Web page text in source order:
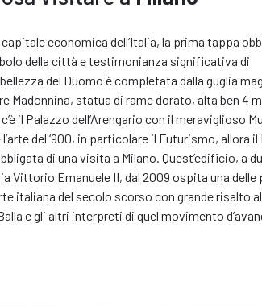
economica dell’Italia, la prima tappa
della città e testimonianza significativa di
del Duomo è completata dalla guglia
Madonnina, statua di rame dorato, alta ben 4
il Palazzo dell’Arengario con il meraviglioso
del ‘900, in particolare il Futurismo, allora il
di una visita a Milano. Quest’edificio, a
Vittorio Emanuele II, dal 2009 ospita una delle
italiana del secolo scorso con grande risalto
e gli altri interpreti di quel movimento